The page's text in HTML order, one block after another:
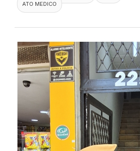
ATO MEDICO